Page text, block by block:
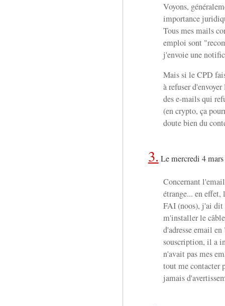
Voyons,
importance
Tous mes mails
emploi sont
j'envoie une
Mais si le CPD
à refuser
des e-mails qui
(en crypto, ça
doute bien du
3. Le mercredi 4
Concernant
étrange... en effet,
FAI (noos), j'ai dit
m'installer le
d'adresse email
souscription, il a
n'avait pas mes
tout me contacter
jamais